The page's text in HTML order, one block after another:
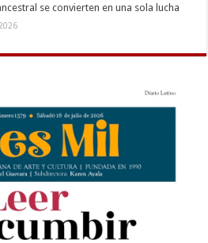
se convierten en una sola lucha